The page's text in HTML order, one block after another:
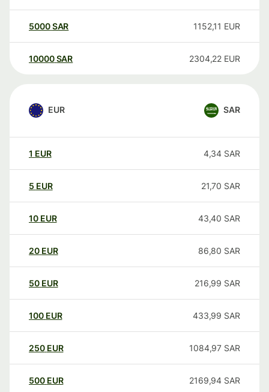
5000SAR 1152,11 EUR
10000 SAR 2304,22 EUR
EUR SAR
1 EUR 4,34 SAR
5 EUR 21,70 SAR
10 EUR 43,40 SAR
20 EUR 86,80 SAR
50 EUR 216,99 SAR
100 EUR 433,99 SAR
250 EUR 1084,97 SAR
500 EUR 2169,94 SAR